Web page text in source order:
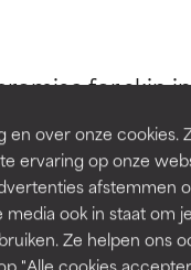
over onze cookies.
ervaring op onze
afstemmen
ook in staat om je
Ze helpen ons
"Alle cookies
for skin
van een formule te
of andere
van een formule te
of andere